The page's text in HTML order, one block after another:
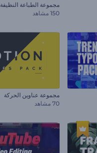
مجموعة الطباعة النظيفة
150 مشاهد
مجموعة عناوين الحركة
70 مشاهد